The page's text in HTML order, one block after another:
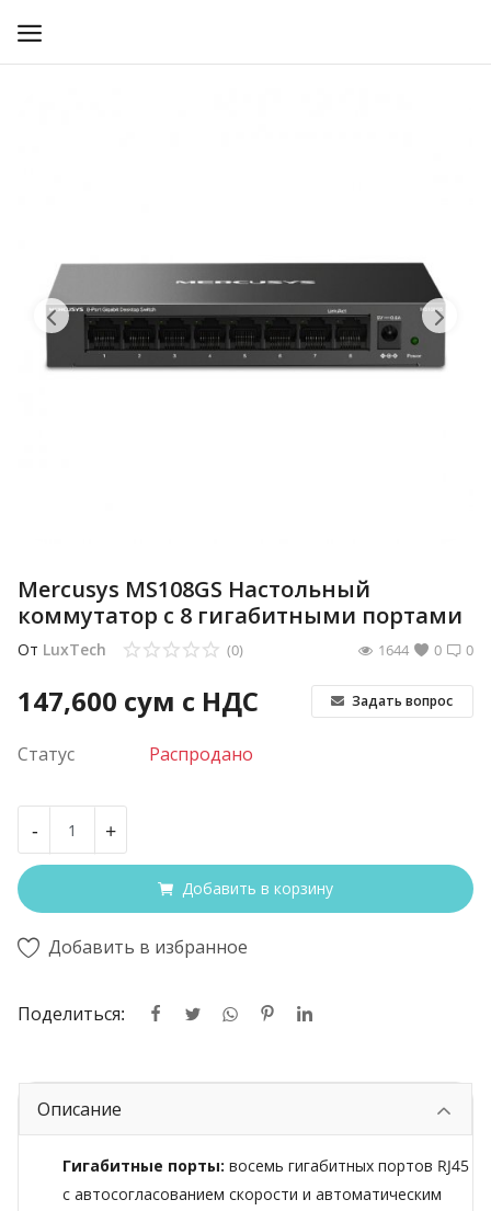
Прочее
Избранное
Mercusys MS108GS Настольный
коммутатор с 8 гигабитными портами
От LuxTech 0
(0) 0
1644
147,600 сум с НДС Задать вопрос
Статус Распродано
- +
Добавить в корзину
Добавить в избранное
Поделиться:
Описание
Гигабитные порты: восемь гигабитных портов RJ45
с автосогласованием скорости и автоматическим